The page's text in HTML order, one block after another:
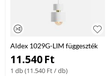
Aldex 1029G-LIM függeszték
fém 1 x 60W E27
11.540Ft
1 db (11.540 Ft/ db)